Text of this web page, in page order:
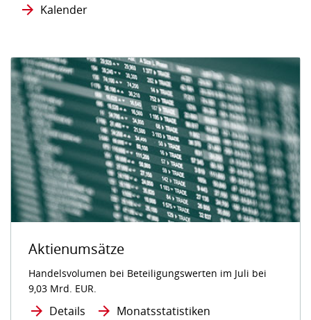
Kalender
Aktienumsätze
Handelsvolumen bei Beteiligungswerten im Juli bei
9,03 Mrd. EUR.
Details Monatsstatistiken